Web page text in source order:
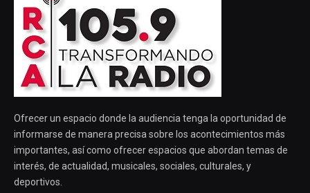
Ofrecer un espacio donde la audiencia tenga la oportunidad de
informarse de manera precisa sobre los acontecimientos más
importantes, así como ofrecer espacios que abordan temas de
interés, de actualidad, musicales, sociales, culturales, y
deportivos.